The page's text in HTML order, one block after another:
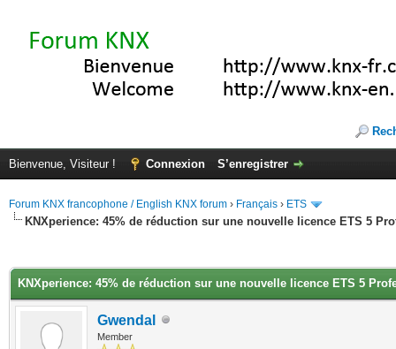
Bienvenue, Visiteur ! Connexion S’enregistrer
Forum KNX francophone / English KNX forum › Français › ETS
KNXperience: 45% de réduction sur une nouvelle licence ETS 5
KNXperience: 45% de réduction sur une nouvelle licence ETS 5
Gwendal
Member